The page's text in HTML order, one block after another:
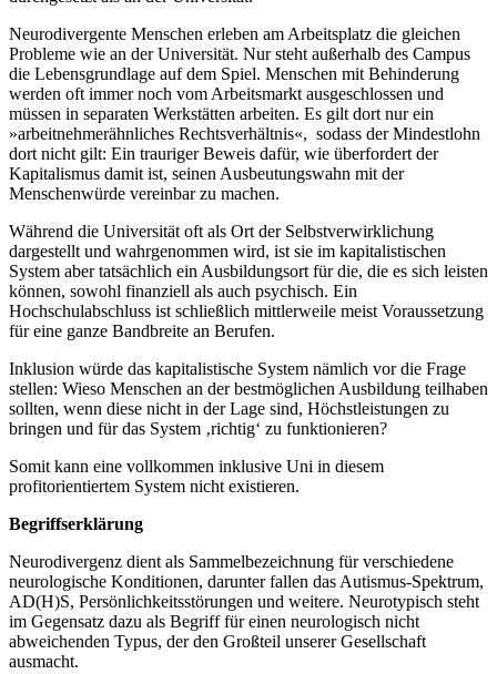
Neurodivergente Menschen erleben am Arbeitsplatz die gleichen
Probleme wie an der Universität. Nur steht außerhalb des Campus
die Lebensgrundlage auf dem Spiel. Menschen mit Behinderung
werden oft immer noch vom Arbeitsmarkt ausgeschlossen und
müssen in separaten Werkstätten arbeiten. Es gilt dort nur ein
»arbeitnehmerähnliches Rechtsverhältnis«, sodass der Mindestlohn
dort nicht gilt: Ein trauriger Beweis dafür, wie überfordert der
Kapitalismus damit ist, seinen Ausbeutungswahn mit der
Menschenwürde vereinbar zu machen.
Während die Universität oft als Ort der Selbstverwirklichung
dargestellt und wahrgenommen wird, ist sie im kapitalistischen
System aber tatsächlich ein Ausbildungsort für die, die es sich leisten
können, sowohl finanziell als auch psychisch. Ein
Hochschulabschluss ist schließlich mittlerweile meist Voraussetzung
für eine ganze Bandbreite an Berufen.
Inklusion würde das kapitalistische System nämlich vor die Frage
stellen: Wieso Menschen an der bestmöglichen Ausbildung teilhaben
sollten, wenn diese nicht in der Lage sind, Höchstleistungen zu
bringen und für das System ‚richtig‘ zu funktionieren?
Somit kann eine vollkommen inklusive Uni in diesem
profitorientiertem System nicht existieren.
Begriffserklärung
Neurodivergenz dient als Sammelbezeichnung für verschiedene
neurologische Konditionen, darunter fallen das Autismus-Spektrum,
AD(H)S, Persönlichkeitsstörungen und weitere. Neurotypisch steht
im Gegensatz dazu als Begriff für einen neurologisch nicht
abweichenden Typus, der den Großteil unserer Gesellschaft
ausmacht.